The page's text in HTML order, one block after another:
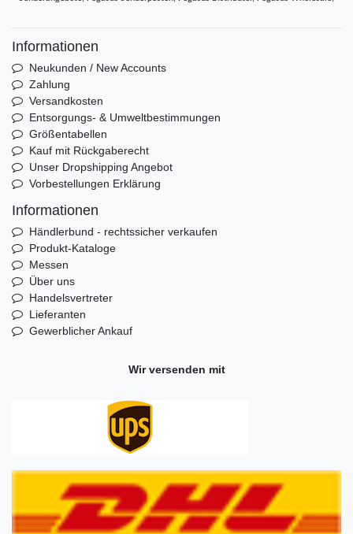
Informationen
Neukunden / New Accounts
Zahlung
Versandkosten
Entsorgungs- & Umweltbestimmungen
Größentabellen
Kauf mit Rückgaberecht
Unser Dropshipping Angebot
Vorbestellungen Erklärung
Informationen
Händlerbund - rechtssicher verkaufen
Produkt-Kataloge
Messen
Über uns
Handelsvertreter
Lieferanten
Gewerblicher Ankauf
Wir versenden mit